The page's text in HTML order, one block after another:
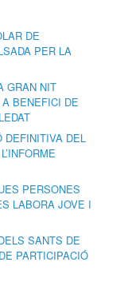
DE
PER LA
GRAN NIT
BENEFICI DE
DEFINITIVA DEL
PERSONES
LABORA JOVE I
SANTS DE
PARTICIPACIÓ